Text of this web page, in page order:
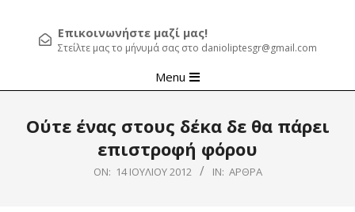
Επικοινωνήστε μαζί μας!
Στείλτε μας το μήνυμά σας στο danioliptesgr@gmail.com
Navigation
Menu
Ούτε ένας στους δέκα δε θα πάρει
επιστροφή φόρου
ON: 14 ΙΟΥΛΊΟΥ 2012 IN: ΆΡΘΡΑ